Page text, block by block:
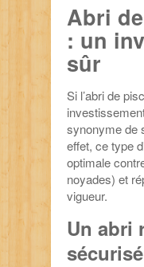
Abri
: un
sûr
Si l’abri de
synonyme de
effet, ce type
optimale
noyades) et
vigueur.
Un abri
sécurisé